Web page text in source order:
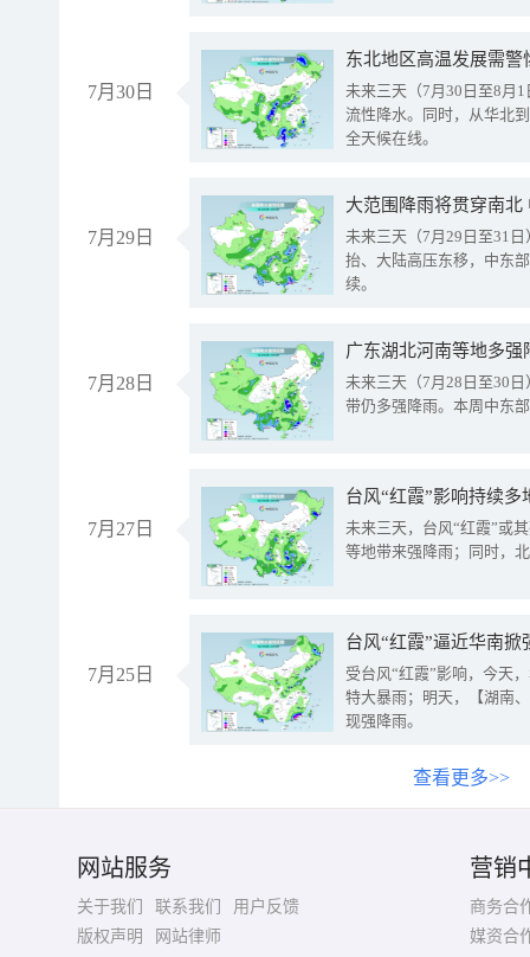
7月30日
东北地区高温发展需
未来三天（7月30日至8月
流性降水。同时，从华北
全天候在线。
7月29日
大范围降雨将贯穿南
未来三天（7月29日至31
抬、大陆高压东移，中东
续。
7月28日
广东湖北河南等地多
未来三天（7月28日至30
带仍多强降雨。本周中东
7月27日
台风“红霞”影响持续
未来三天，台风“红霞”或
等地带来强降雨；同时，
7月25日
台风“红霞”逼近华南
受台风“红霞”影响，今天
特大暴雨；明天，【湖南
现强降雨。
查看更多>>
网站服务
关于我们 联系我们
用户反馈
版权声明
网站律师
营销
商务合
媒资合